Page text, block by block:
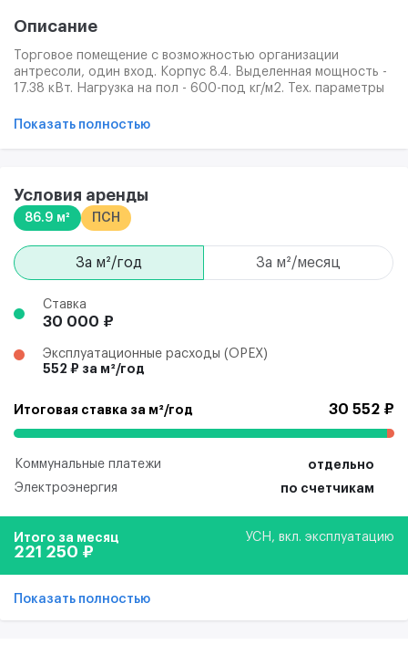
Описание
Торговое помещение с возможностью организации
антресоли, один вход. Корпус 8.4. Выделенная мощность -
17.38 кВт. Нагрузка на пол - 600-под кг/м2. Тех. параметры
позволяют реализовать любой бизнес-проект.
Показать полностью
Условия аренды
86.9 м² ПСН
за м²/год за м²/месяц
Ставка
30 000 ₽
Эксплуатационные расходы (ОРЕХ)
552 ₽ за м²/год
Итоговая ставка за м²/год 30 552 ₽
Коммунальные платежи
отдельно
Электроэнергия
по счетчикам
Итого за месяц УСН, вкл. эксплуатацию
221 250 ₽
Показать полностью